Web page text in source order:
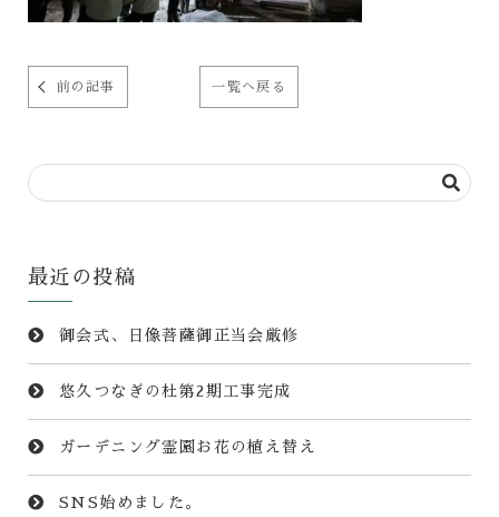
前の記事 一覧へ戻る
最近の投稿
御会式、日像菩薩御正当会厳修
悠久つなぎの杜第2期工事完成
ガーデニング霊園お花の植え替え
SNS始めました。